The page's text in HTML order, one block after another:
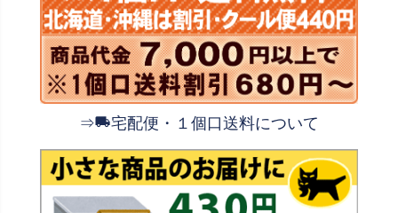
⇒ 宅配便・１個口送料について